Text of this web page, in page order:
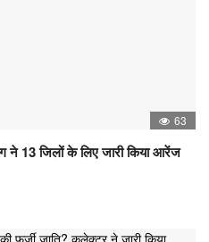
63
13 जिलों के लिए जारी किया आरेंज